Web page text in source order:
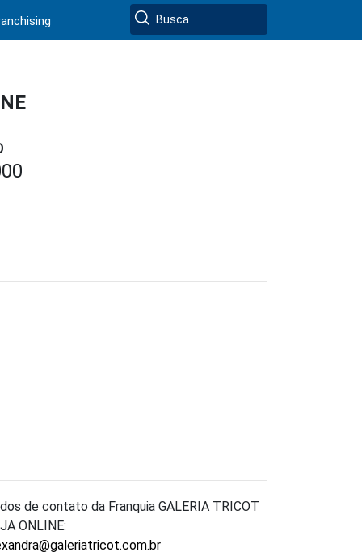
de contato da Franquia GALERIA TRICOT
ONLINE: